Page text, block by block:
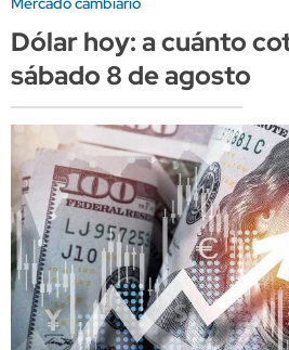
Dólar hoy: a cuánto
sábado 8 de agosto